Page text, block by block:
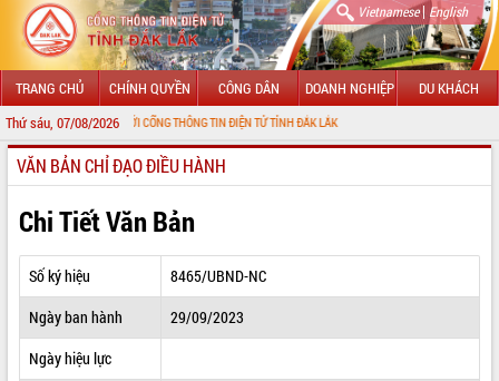
Vietnamese| English
TRANG CHỦ CHÍNH QUYỀN CÔNG DÂN DOANH NGHIỆP DU KHÁCH
Thứ sáu, 07/08/2026
MỪNG ĐẾN VỚI CỔNG THÔNG TIN ĐIỆN TỬ TỈNH ĐẮK LẮK
GIỚI THIỆU
LÃNH ĐẠO UBND TỈNH
TIN TỨC SỰ KIỆN
SỞ, BAN, NGÀNH
VĂN BẢN CHỈ ĐẠO ĐIỀU HÀNH
Chi Tiết Văn Bản
Số ký hiệu
8465/UBND-NC
Ngày ban hành
29/09/2023
Ngày hiệu lực